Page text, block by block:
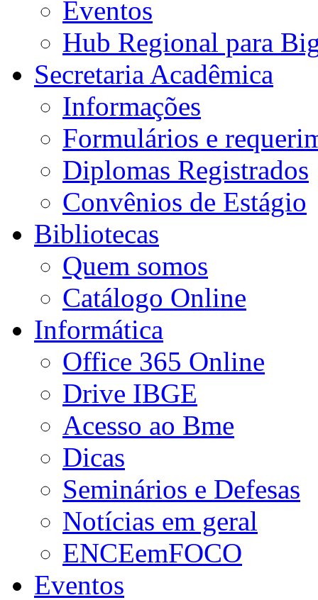
Eventos
Hub Regional para
Secretaria Acadêmica
Informações
Formulários e
Diplomas Registrados
Convênios de Estágio
Bibliotecas
Quem somos
Catálogo Online
Informática
Office 365 Online
Drive IBGE
Acesso ao Bme
Dicas
Seminários e Defesas
Notícias em geral
ENCEemFOCO
Eventos